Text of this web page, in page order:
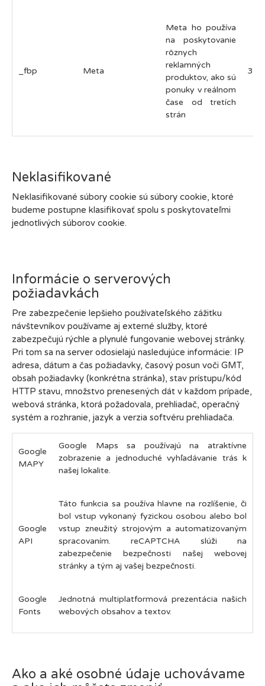
_fbp Meta
Meta ho používa
na poskytovanie
rôznych
reklamných
produktov, ako sú
ponuky v reálnom
čase od tretích
strán
3
Neklasifikované
Neklasifikované súbory cookie sú súbory cookie, ktoré
budeme postupne klasifikovať spolu s poskytovateľmi
jednotlivých súborov cookie.
Informácie o serverových
požiadavkách
Pre zabezpečenie lepšieho používateľského zážitku
návštevníkov používame aj externé služby, ktoré
zabezpečujú rýchle a plynulé fungovanie webovej stránky.
Pri tom sa na server odosielajú nasledujúce informácie: IP
adresa, dátum a čas požiadavky, časový posun voči GMT,
obsah požiadavky (konkrétna stránka), stav prístupu/kód
HTTP stavu, množstvo prenesených dát v každom prípade,
webová stránka, ktorá požadovala, prehliadač, operačný
systém a rozhranie, jazyk a verzia softvéru prehliadača.
Google
MAPY
Google Maps sa používajú na atraktívne
zobrazenie a jednoduché vyhľadávanie trás k
našej lokalite.
Google
API
Táto funkcia sa používa hlavne na rozlíšenie, či
bol vstup vykonaný fyzickou osobou alebo bol
vstup zneužitý strojovým a automatizovaným
spracovaním. reCAPTCHA slúži na
zabezpečenie bezpečnosti našej webovej
stránky a tým aj vašej bezpečnosti.
Google
Fonts
Jednotná multiplatformová prezentácia našich
webových obsahov a textov.
Ako a aké osobné údaje uchovávame